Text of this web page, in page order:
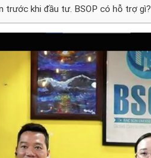
trước khi đầu tư. BSOP có hỗ trợ gì?